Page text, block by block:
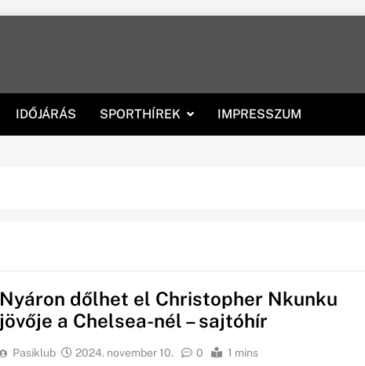
IDŐJÁRÁS SPORTHÍREK IMPRESSZUM
Nyáron dőlhet el Christopher Nkunku
jövője a Chelsea-nél – sajtóhír
Pasiklub 2024. november 10. 0 1 mins